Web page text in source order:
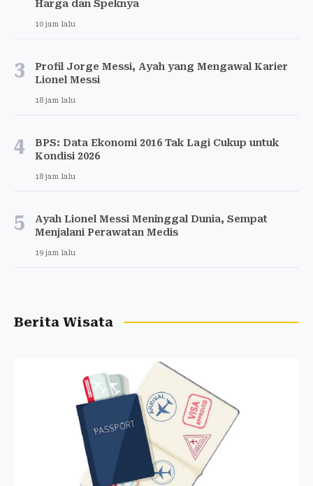
Harga dan Speknya
10 jam lalu
3
Profil Jorge Messi, Ayah yang Mengawal Karier
Lionel Messi
18 jam lalu
4
BPS: Data Ekonomi 2016 Tak Lagi Cukup untuk
Kondisi 2026
18 jam lalu
5
Ayah Lionel Messi Meninggal Dunia, Sempat
Menjalani Perawatan Medis
19 jam lalu
Berita Wisata